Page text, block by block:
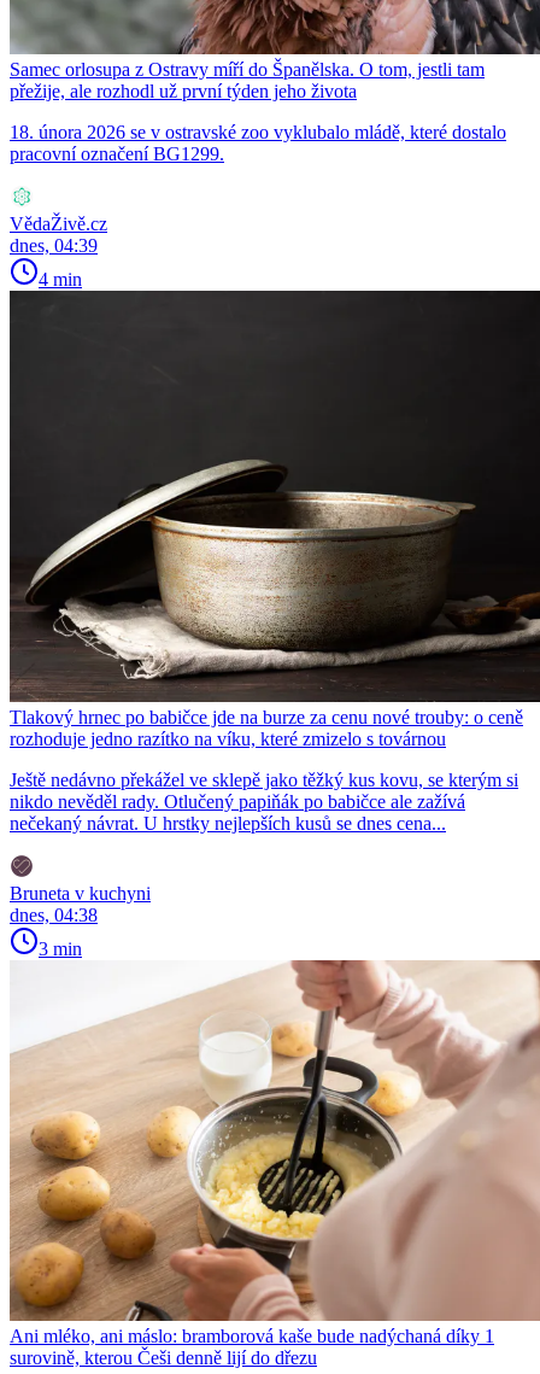
Samec orlosupa z Ostravy míří do Španělska. O tom, jestli tam
přežije, ale rozhodl už první týden jeho života
18. února 2026 se v ostravské zoo vyklubalo mládě, které dostalo
pracovní označení BG1299.
VědaŽivě.cz
dnes, 04:39
4 min
Tlakový hrnec po babičce jde na burze za cenu nové trouby: o ceně
rozhoduje jedno razítko na víku, které zmizelo s továrnou
Ještě nedávno překážel ve sklepě jako těžký kus kovu, se kterým si
nikdo nevěděl rady. Otlučený papiňák po babičce ale zažívá
nečekaný návrat. U hrstky nejlepších kusů se dnes cena...
Bruneta v kuchyni
dnes, 04:38
3 min
Ani mléko, ani máslo: bramborová kaše bude nadýchaná díky 1
surovině, kterou Češi denně lijí do dřezu